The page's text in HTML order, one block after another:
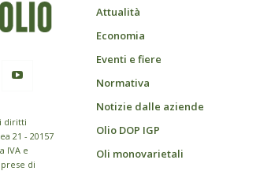
diritti
21 - 20157
IVA e
di
Attualità
Economia
Eventi e fiere
Normativa
Notizie dalle aziende
Olio DOP IGP
Oli monovarietali